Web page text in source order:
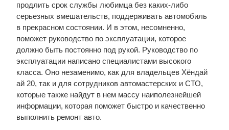
продлить срок службы любимца без каких-либо
серьезных вмешательств, поддерживать автомобиль
в прекрасном состоянии. И в этом, несомненно,
поможет руководство по эксплуатации, которое
должно быть постоянно под рукой. Руководство по
эксплуатации написано специалистами высокого
класса. Оно незаменимо, как для владельцев Хёндай
ай 20, так и для сотрудников автомастерских и СТО,
которые также найдут в нем массу наиполезнейшей
информации, которая поможет быстро и качественно
выполнить ремонт авто.